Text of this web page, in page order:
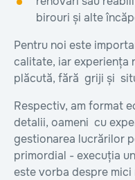
birouri și alte
Pentru noi este
calitate, iar experiența
plăcută, fără griji și
Respectiv, am format
detalii, oameni cu
gestionarea lucrărilor
primordial - execuția
este vorba despre